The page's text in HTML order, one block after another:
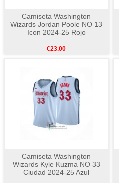
Camiseta Washington
Wizards Jordan Poole NO 13
Icon 2024-25 Rojo
€23.00
Camiseta Washington
Wizards Kyle Kuzma NO 33
Ciudad 2024-25 Azul